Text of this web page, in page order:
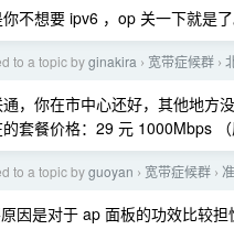
不想要 ipv6 ，op 关一下就是了
to a topic byginakira › 宽带症候群 ›
，你在市中心还好，其他地方没
套餐价格：29 元 1000Mbps
to a topic byguoyan › 宽带症候群 ›
因是对于 ap 面板的功效比较担